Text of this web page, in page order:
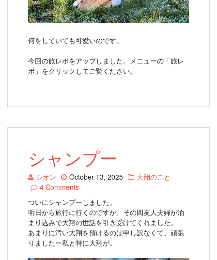
何をしていても可愛いのです。
今回の旅レポをアップしました。メニューの「旅レ
ポ」をクリックしてご覧ください。
シャンプー
シオン October 13, 2025
大翔のこと
4 Comments
ついにシャンプーしました。
明日から旅行に行くのですが、その間友人夫婦が泊
まり込みで大翔の世話を引き受けてくれました。
あまりに汚い大翔を預けるのは申し訳なくて、頑張
りましたー私と特に大翔が。